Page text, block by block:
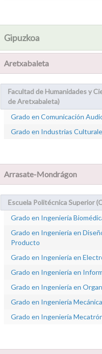
Gipuzkoa
Aretxabaleta
Facultad de Humanidades y
de Aretxabaleta)
Grado en Comunicación
Grado en Industrias
Arrasate-Mondrágon
Escuela Politécnica Superior
Grado en Ingeniería
Grado en Ingeniería en
Producto
Grado en Ingeniería en
Grado en Ingeniería en
Grado en Ingeniería en
Grado en Ingeniería Mecánica
Grado en Ingeniería